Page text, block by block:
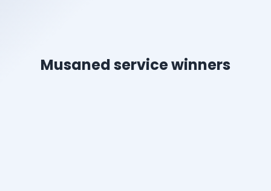
Musaned service winners